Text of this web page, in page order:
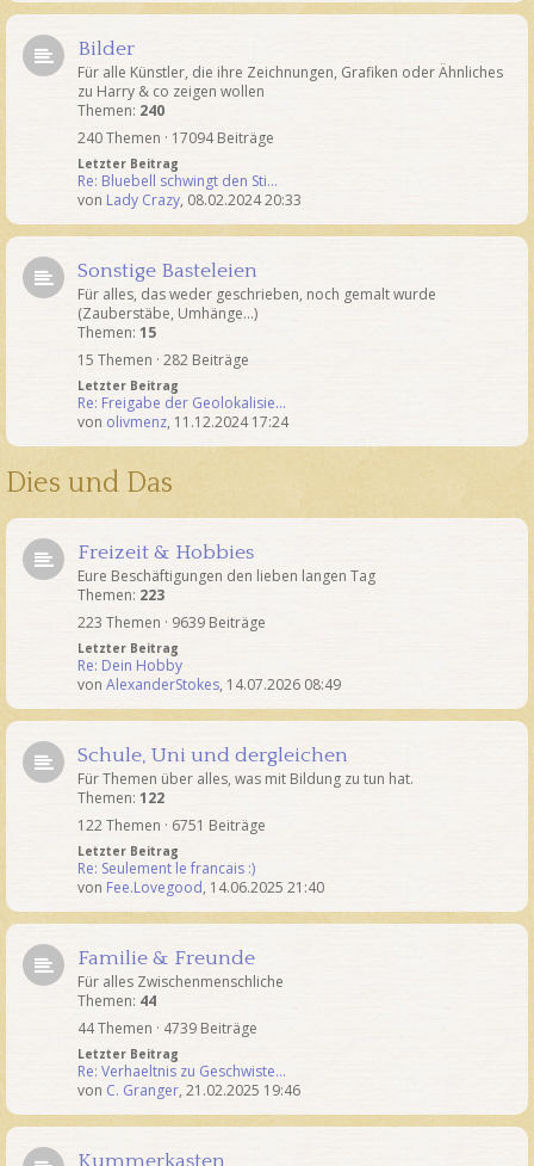
Bilder
Für alle Künstler, die ihre Zeichnungen, Grafiken oder Ähnliches
zu Harry & co zeigen wollen
Themen: 240
240 Themen · 17094 Beiträge
Letzter Beitrag
Re: Bluebell schwingt den Sti…
von Lady Crazy, 08.02.2024 20:33
Sonstige Basteleien
Für alles, das weder geschrieben, noch gemalt wurde
(Zauberstäbe, Umhänge...)
Themen: 15
15 Themen · 282 Beiträge
Letzter Beitrag
Re: Freigabe der Geolokalisie…
von olivmenz, 11.12.2024 17:24
Dies und Das
Freizeit & Hobbies
Eure Beschäftigungen den lieben langen Tag
Themen: 223
223 Themen · 9639 Beiträge
Letzter Beitrag
Re: Dein Hobby
von AlexanderStokes, 14.07.2026 08:49
Schule, Uni und dergleichen
Für Themen über alles, was mit Bildung zu tun hat.
Themen: 122
122 Themen · 6751 Beiträge
Letzter Beitrag
Re: Seulement le francais :)
von Fee.Lovegood, 14.06.2025 21:40
Familie & Freunde
Für alles Zwischenmenschliche
Themen: 44
44 Themen · 4739 Beiträge
Letzter Beitrag
Re: Verhaeltnis zu Geschwiste…
von C. Granger, 21.02.2025 19:46